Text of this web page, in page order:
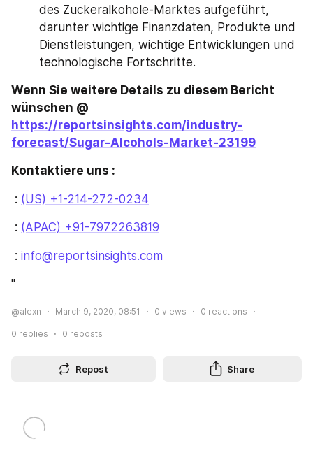
des Zuckeralkohole-Marktes aufgeführt,
darunter wichtige Finanzdaten, Produkte und
Dienstleistungen, wichtige Entwicklungen und
technologische Fortschritte.
Wenn Sie weitere Details zu diesem Bericht
https://reportsinsights.com/industry-
forecast/Sugar-Alcohols-Market-23199
Kontaktiere uns :
: (US) +1-214-272-0234
: (APAC) +91-7972263819
: info@reportsinsights.com
"
@alexn March 9, 2020, 08:51 0 views 0 reactions
0 replies 0 reposts
Repost Share